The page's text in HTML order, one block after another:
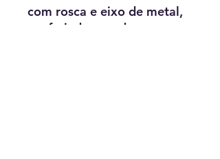
com rosca e eixo de metal,
conferindo grande